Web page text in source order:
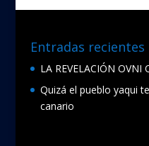
Entradas recientes
LA REVELACIÓN OVNI
Quizá el pueblo yaqui
canario